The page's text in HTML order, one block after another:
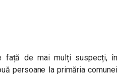
față de mai mulți suspecți, în
persoane la primăria comunei